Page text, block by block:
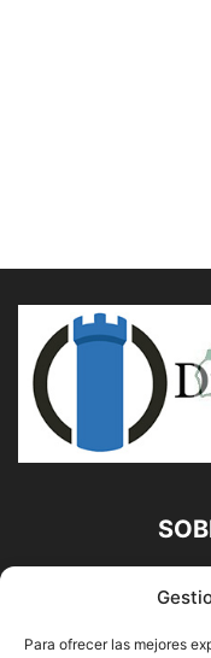
Para ofrecer las mejores
Diario Alhaurín
Francisco E.
Alhaurín de